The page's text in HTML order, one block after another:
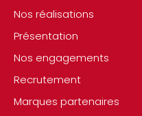
Nos réalisations
Présentation
Nos engagements
Recrutement
Marques partenaires